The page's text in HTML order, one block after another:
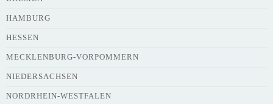
Webseite
HAMBURG
HESSEN
MECKLENBURG-VORPOMMERN
NIEDERSACHSEN
NORDRHEIN-WESTFALEN